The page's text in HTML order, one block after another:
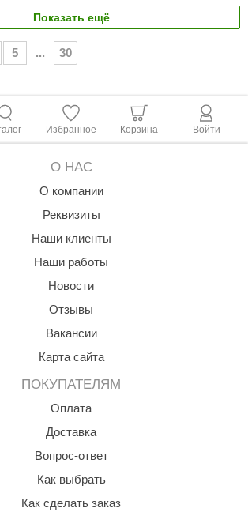
Показать ещё
5 ... 30
Избранное Корзина Войти
О НАС
О компании
Реквизиты
Наши клиенты
Наши работы
Новости
Отзывы
Вакансии
Карта сайта
ПОКУПАТЕЛЯМ
Оплата
Доставка
Вопрос-ответ
Как выбрать
Как сделать заказ